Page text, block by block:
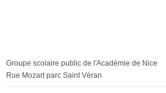
Groupe scolaire public de l'Académie de Nice
Rue Mozart parc Saint Véran